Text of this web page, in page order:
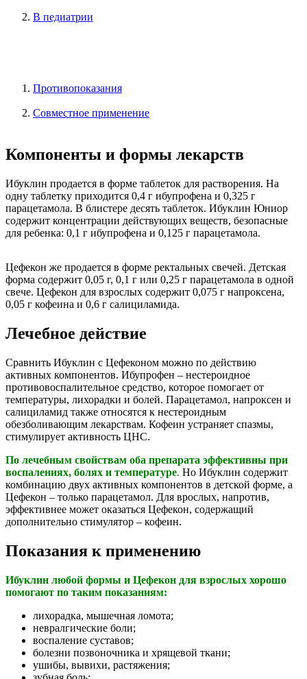
В педиатрии
Противопоказания
Совместное применение
Компоненты и формы лекарств
Ибуклин продается в форме таблеток для растворения. На
одну таблетку приходится 0,4 г ибупрофена и 0,325 г
парацетамола. В блистере десять таблеток. Ибуклин Юниор
содержит концентрации действующих веществ, безопасные
для ребенка: 0,1 г ибупрофена и 0,125 г парацетамола.
Цефекон же продается в форме ректальных свечей. Детская
форма содержит 0,05 г, 0,1 г или 0,25 г парацетамола в одной
свече. Цефекон для взрослых содержит 0,075 г напроксена,
0,05 г кофеина и 0,6 г салициламида.
Лечебное действие
Сравнить Ибуклин с Цефеконом можно по действию
активных компонентов. Ибупрофен – нестероидное
противовоспалительное средство, которое помогает от
температуры, лихорадки и болей. Парацетамол, напроксен и
салициламид также относятся к нестероидным
обезболивающим лекарствам. Кофеин устраняет спазмы,
стимулирует активность ЦНС.
По лечебным свойствам оба препарата эффективны при
воспалениях, болях и температуре. Но Ибуклин содержит
комбинацию двух активных компонентов в детской форме, а
Цефекон – только парацетамол. Для врослых, напротив,
эффективнее может оказаться Цефекон, содержащий
дополнительно стимулятор – кофеин.
Показания к применению
Ибуклин любой формы и Цефекон для взрослых хорошо
помогают по таким показаниям:
лихорадка, мышечная ломота;
невралгические боли;
воспаление суставов;
болезни позвоночника и хрящевой ткани;
ушибы, вывихи, растяжения;